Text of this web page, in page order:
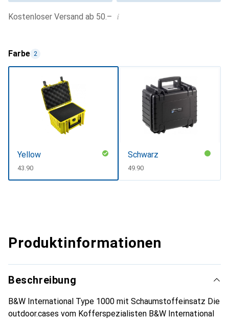
Kostenloser Versand ab 50.– i
Farbe 2
Yellow
CHF
43.90
Schwarz
CHF
49.90
Produktinformationen
Beschreibung
B&W International Type 1000 mit Schaumstoffeinsatz Die
outdoor.cases vom Kofferspezialisten B&W International